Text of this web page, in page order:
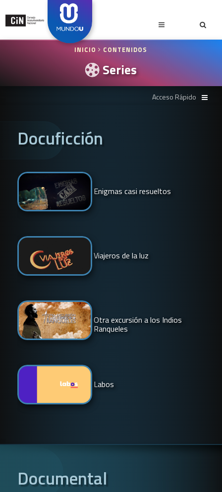
INICIO CONTENIDOS
Series
Docuficción
Enigmas casi resueltos
Viajeros de la luz
Otra excursión a los Indios
Ranqueles
Labos
Documental